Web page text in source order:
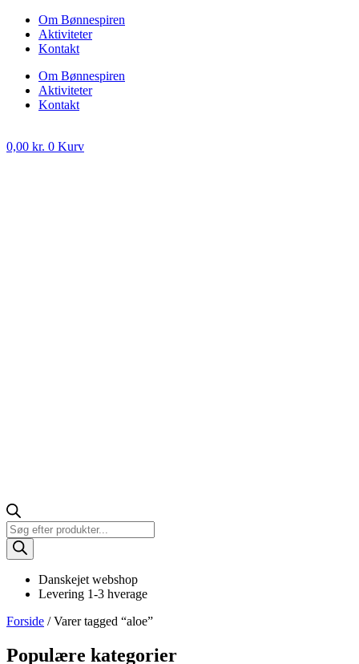
Om Bønnespiren
Aktiviteter
Kontakt
Om Bønnespiren
Aktiviteter
Kontakt
0,00 kr. 0 Kurv
Products
search
Danskejet webshop
Levering 1-3 hverage
Forside / Varer tagged “aloe”
Populære kategorier